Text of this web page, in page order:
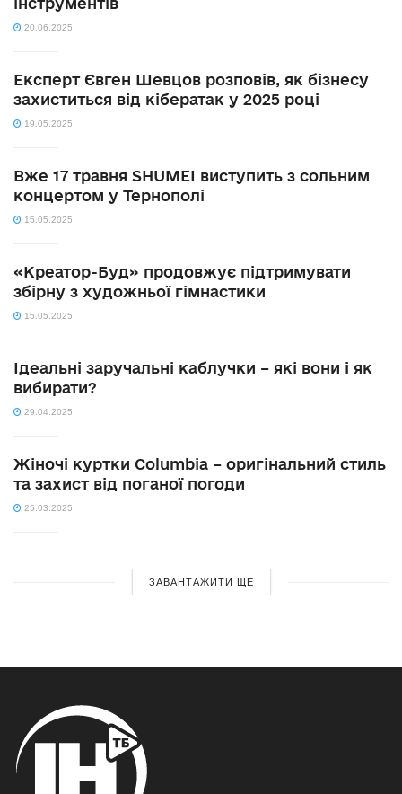
20.06.2025
Експерт Євген Шевцов розповів, як бізнесу
захиститься від кібератак у 2025 році
19.05.2025
Вже 17 травня SHUMEI виступить з сольним
концертом у Тернополі
15.05.2025
«Креатор-Буд» продовжує підтримувати
збірну з художньої гімнастики
15.05.2025
Ідеальні заручальні каблучки – які вони і як
вибирати?
29.04.2025
Жіночі куртки Columbia – оригінальний стиль
та захист від поганої погоди
25.03.2025
ЗАВАНТАЖИТИ ЩЕ